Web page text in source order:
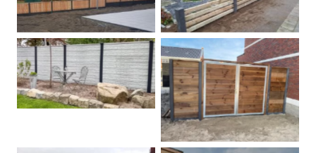
Betonschutting
Dubbele poort